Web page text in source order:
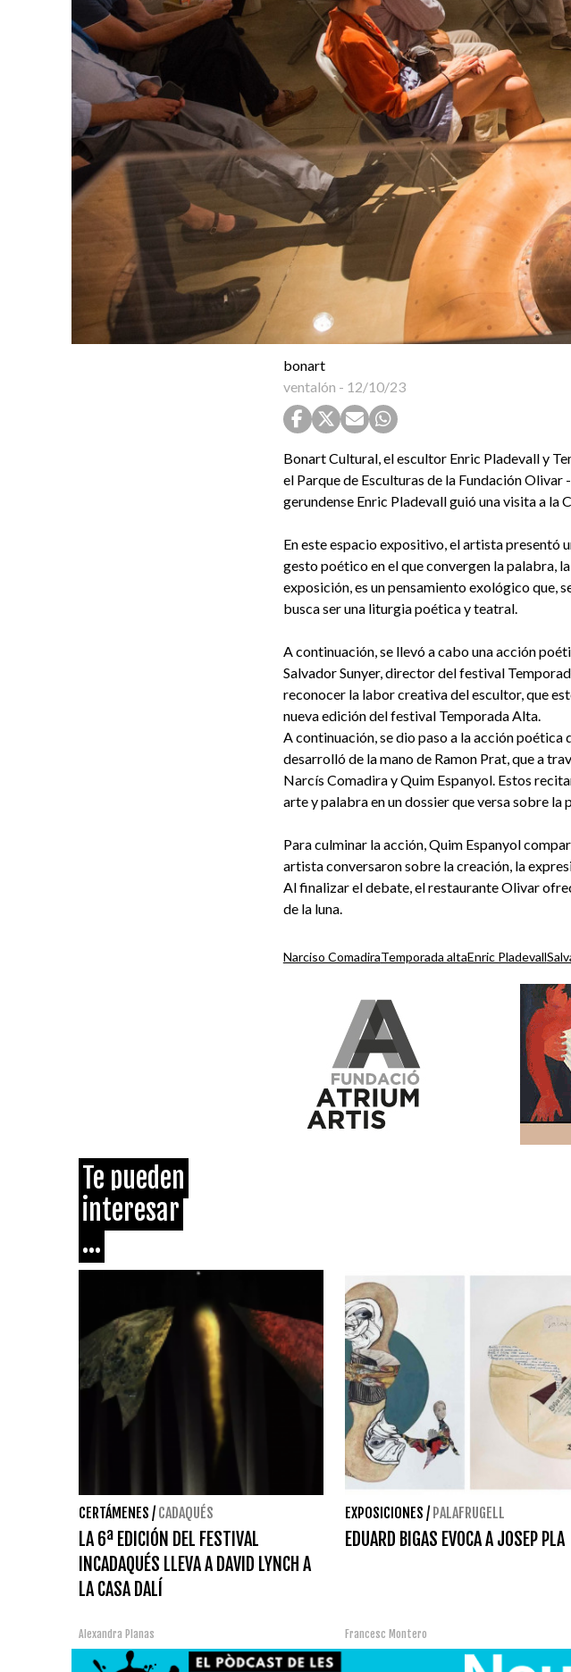
bonart
ventalón - 12/10/23
Bonart Cultural, el escultor Enric Pladevall y
el Parque de Esculturas de la Fundación
gerundense Enric Pladevall guió una visita a la
En este espacio expositivo, el artista presentó
gesto poético en el que convergen la palabra,
exposición, es un pensamiento exológico que,
busca ser una liturgia poética y teatral.
A continuación, se llevó a cabo una acción
Salvador Sunyer, director del festival
reconocer la labor creativa del escultor, que
nueva edición del festival Temporada Alta.
A continuación, se dio paso a la acción
desarrolló de la mano de Ramon Prat, que a
Narcís Comadira y Quim Espanyol. Estos
arte y palabra en un dossier que versa sobre
Para culminar la acción, Quim Espanyol
artista conversaron sobre la creación, la
Al finalizar el debate, el restaurante Olivar
de la luna.
Narciso ComadiraTemporada altaEnric Pladevall
Te pueden
interesar
...
CERTÁMENES / CADAQUÉS
LA 6ª EDICIÓN DEL FESTIVAL
INCADAQUÉS LLEVA A DAVID LYNCH A
LA CASA DALÍ
Alexandra Planas
EXPOSICIONES / PALAFRUGELL
EDUARD BIGAS EVOCA A JOSEP PLA
Francesc Montero